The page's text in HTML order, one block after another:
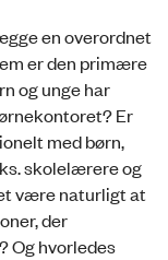
en overordnet
er den primære
og unge har
Er
med børn,
skolelærere og
være naturligt at
der
Og hvorledes